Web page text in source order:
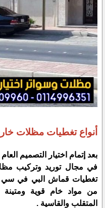
أنواع تغطيات مظلات
بعد إتمام اختيار التصميم
في مجال توريد وتركيب
من مواد خام قوية ومتينة
المتقلب والقاسية .